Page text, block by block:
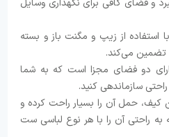
و فضای کافی برای نگهداری وسایل
از زیپ و مگنت باز و بسته
تضمین می‌کند.
دو فضای مجزا است که به شما
سازماندهی کنید.
کیف، حمل آن را بسیار راحت کرده و
راحتی آن را با هر نوع لباسی ست